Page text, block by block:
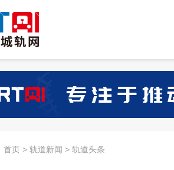
首页 > 轨道新闻 > 轨道头条